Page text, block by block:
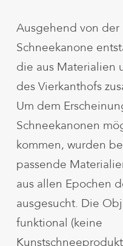
Ausgehend von
Schneekanone
die aus Materialien
des Vierkanthofs
Um dem
Schneekanonen
kommen, wurden
passende
aus allen Epochen
ausgesucht. Die
funktional (keine